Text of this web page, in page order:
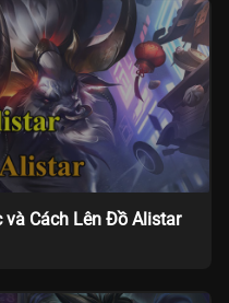
Cách Lên Đồ Alistar